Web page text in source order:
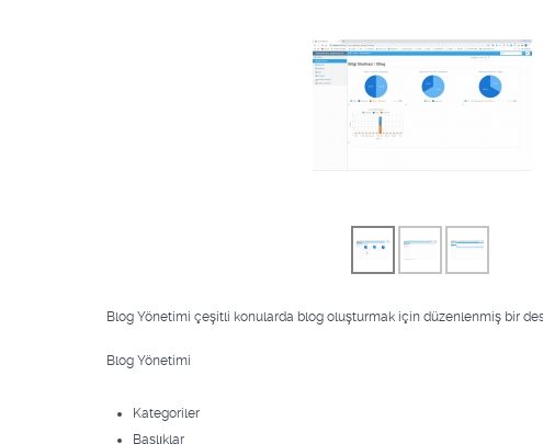
Blog Yönetimi çeşitli konularda blog oluşturmak için düzenlenmiş bir
Blog Yönetimi
Kategoriler
Başlıklar